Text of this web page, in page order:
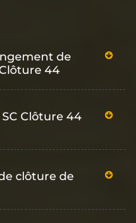
de
44
Clôture 44
clôture de